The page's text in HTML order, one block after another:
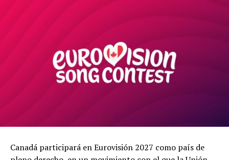
Canadá participará en Eurovisión 2027 como país de